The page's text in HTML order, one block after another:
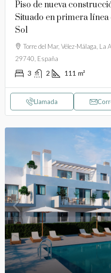
Piso de nueva
Situado en primera línea
Sol
Torre del Mar, Vélez-Málaga, La
29740, España
3 2 111 m²
Llamada